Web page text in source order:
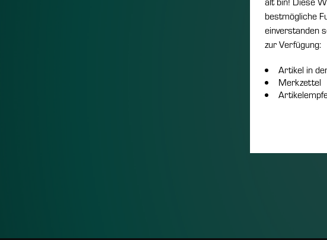
bestmögliche
einverstanden
zur Verfügung:
Artikel in
Merkzettel